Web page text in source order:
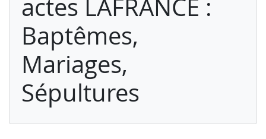
actes LAFRANCE :
Baptêmes,
Mariages,
Sépultures